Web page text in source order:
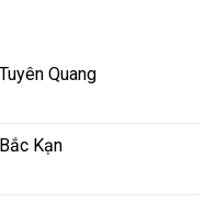
Quang
Kạn